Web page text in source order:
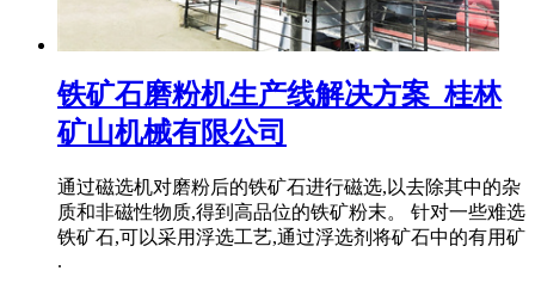
铁矿石磨粉机生产线解决方案_桂林
矿山机械有限公司
通过磁选机对磨粉后的铁矿石进行磁选,以去除其中的杂
质和非磁性物质,得到高品位的铁矿粉末。 针对一些难选
铁矿石,可以采用浮选工艺,通过浮选剂将矿石中的有用矿
.